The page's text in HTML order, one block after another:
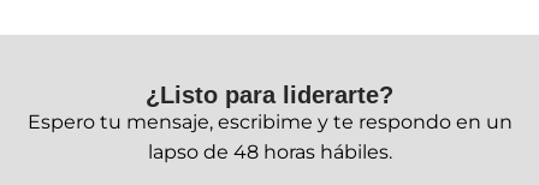
¿Listo para liderarte?
Espero tu mensaje, escribime y te respondo en un
lapso de 48 horas hábiles.